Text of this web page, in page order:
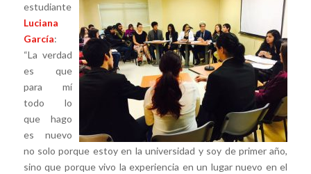
estudiante
Luciana
García:
“La verdad
es que
para mí
todo lo
que hago
es nuevo
no solo porque estoy en la universidad y soy de primer año,
sino que porque vivo la experiencia en un lugar nuevo en el